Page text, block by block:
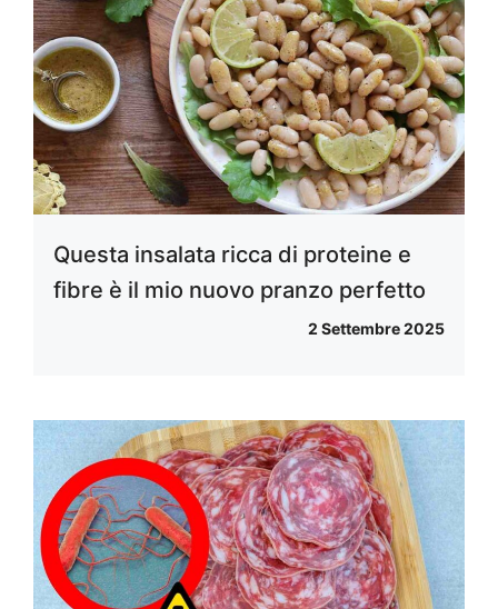
Questa insalata ricca di proteine ​​e
fibre è il mio nuovo pranzo perfetto
2 Settembre 2025